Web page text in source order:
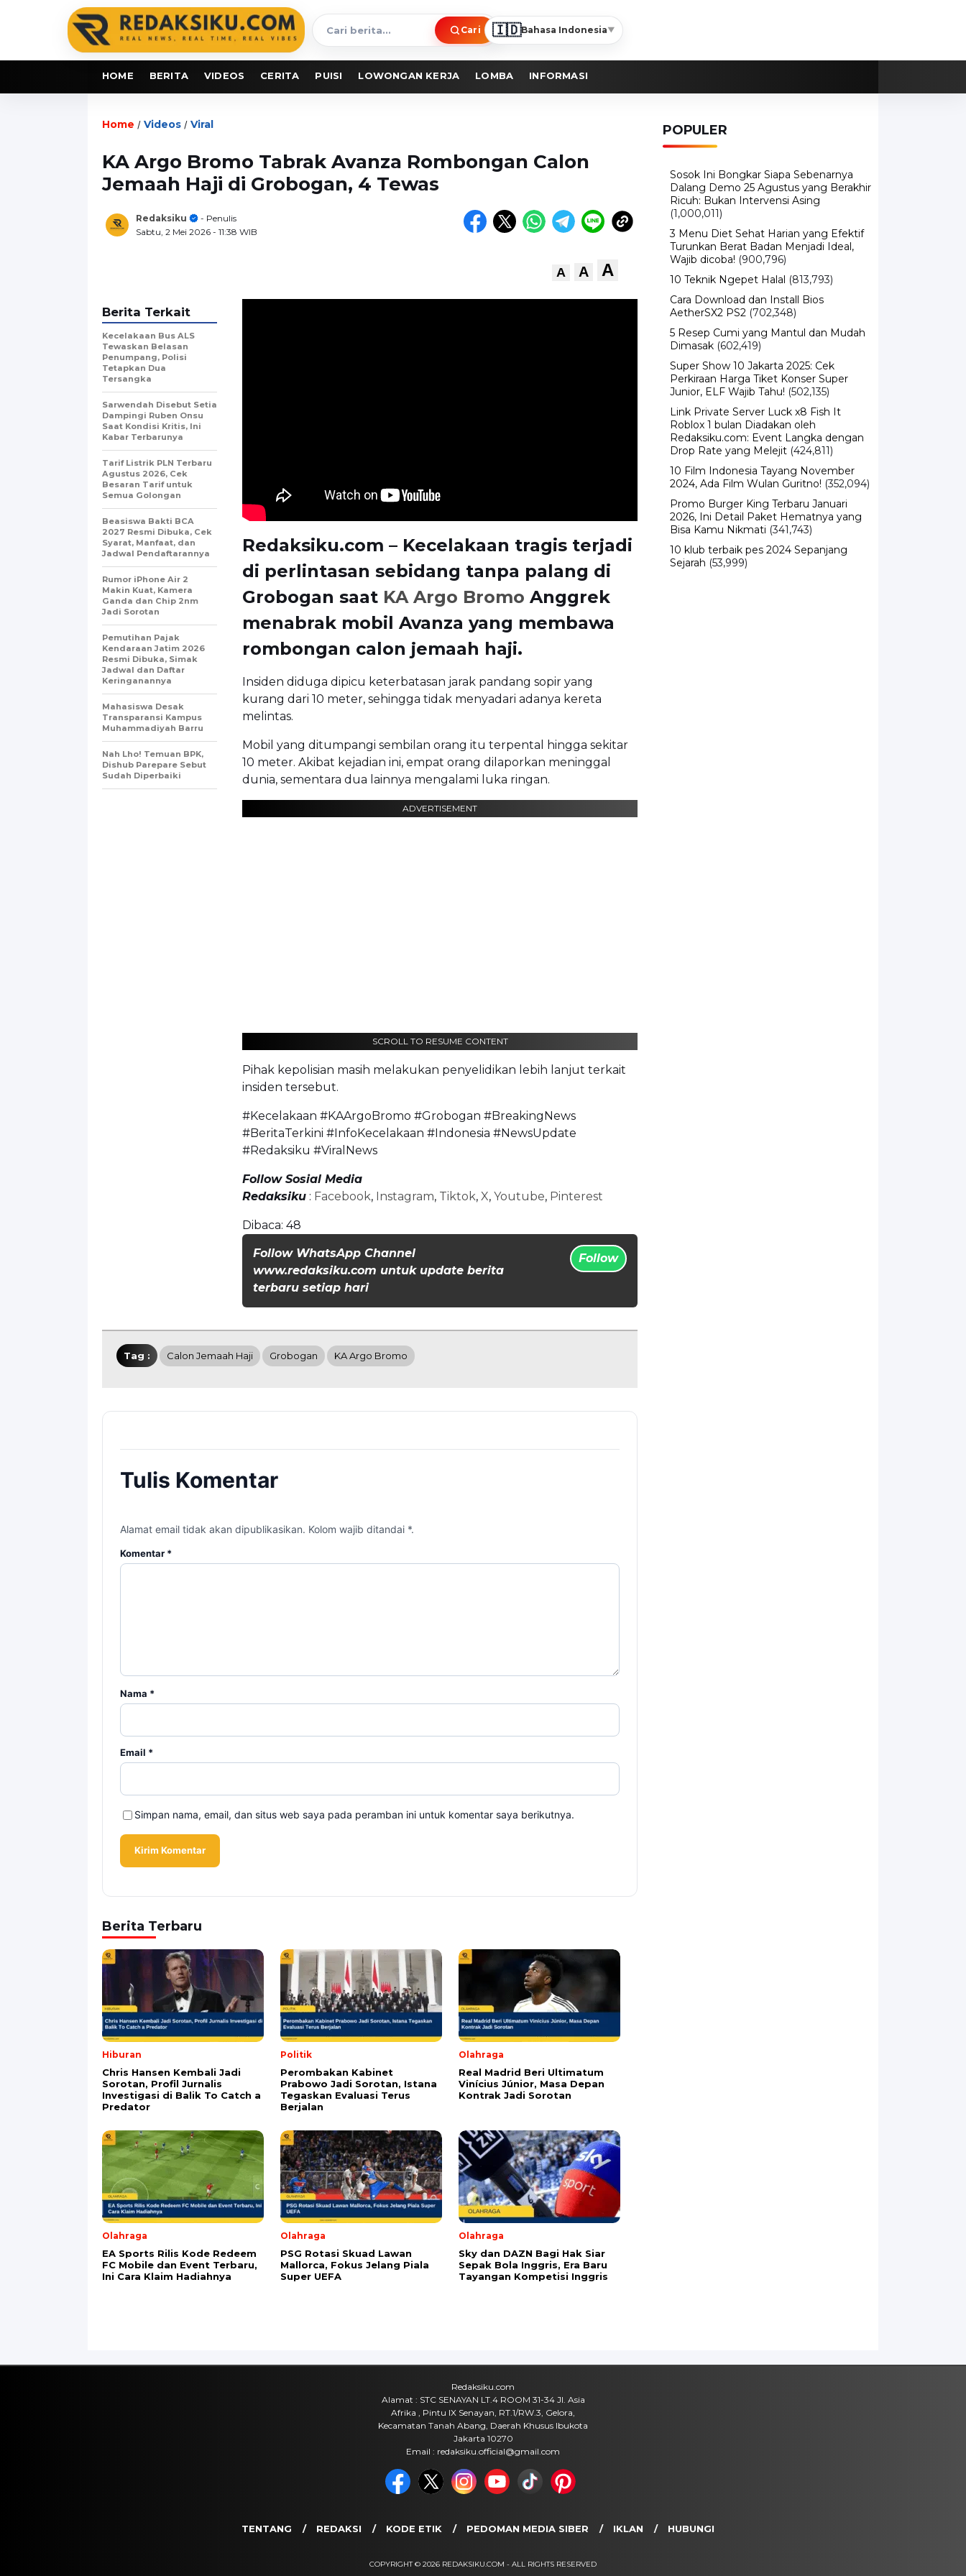
Cari
berita
Cari 🇮🇩Bahasa Indonesia▼
HOME BERITA VIDEOS CERITA PUISI LOWONGAN KERJA LOMBA INFORMASI
Home / Videos / Viral
KA Argo Bromo Tabrak Avanza Rombongan Calon
Jemaah Haji di Grobogan, 4 Tewas
Redaksiku
- Penulis
Sabtu, 2 Mei 2026 - 11:38 WIB
A A A
Redaksiku.com – Kecelakaan tragis terjadi
di perlintasan sebidang tanpa palang di
Grobogan saat KA Argo Bromo Anggrek
menabrak mobil Avanza yang membawa
rombongan calon jemaah haji.
Insiden diduga dipicu keterbatasan jarak pandang sopir yang
kurang dari 10 meter, sehingga tidak menyadari adanya kereta
melintas.
Mobil yang ditumpangi sembilan orang itu terpental hingga sekitar
10 meter. Akibat kejadian ini, empat orang dilaporkan meninggal
dunia, sementara dua lainnya mengalami luka ringan.
ADVERTISEMENT
SCROLL TO RESUME CONTENT
Pihak kepolisian masih melakukan penyelidikan lebih lanjut terkait
insiden tersebut.
#Kecelakaan #KAArgoBromo #Grobogan #BreakingNews
#BeritaTerkini #InfoKecelakaan #Indonesia #NewsUpdate
#Redaksiku #ViralNews
Follow Sosial Media
Redaksiku : Facebook, Instagram, Tiktok, X, Youtube, Pinterest
Dibaca: 48
Follow WhatsApp Channel
www.redaksiku.com untuk update berita
terbaru setiap hari
Follow
Berita Terkait
Kecelakaan Bus ALS
Tewaskan Belasan
Penumpang, Polisi
Tetapkan Dua
Tersangka
Sarwendah Disebut Setia
Dampingi Ruben Onsu
Saat Kondisi Kritis, Ini
Kabar Terbarunya
Tarif Listrik PLN Terbaru
Agustus 2026, Cek
Besaran Tarif untuk
Semua Golongan
Beasiswa Bakti BCA
2027 Resmi Dibuka, Cek
Syarat, Manfaat, dan
Jadwal Pendaftarannya
Rumor iPhone Air 2
Makin Kuat, Kamera
Ganda dan Chip 2nm
Jadi Sorotan
Pemutihan Pajak
Kendaraan Jatim 2026
Resmi Dibuka, Simak
Jadwal dan Daftar
Keringanannya
Mahasiswa Desak
Transparansi Kampus
Muhammadiyah Barru
Nah Lho! Temuan BPK,
Dishub Parepare Sebut
Sudah Diperbaiki
Tag : Calon Jemaah Haji Grobogan KA Argo Bromo
Tulis Komentar
Alamat email tidak akan dipublikasikan. Kolom wajib ditandai *.
Komentar*
Nama*
Email*
POPULER
Sosok Ini Bongkar Siapa Sebenarnya
Dalang Demo 25 Agustus yang Berakhir
Ricuh: Bukan Intervensi Asing
(1,000,011)
3 Menu Diet Sehat Harian yang Efektif
Turunkan Berat Badan Menjadi Ideal,
Wajib dicoba! (900,796)
10 Teknik Ngepet Halal (813,793)
Cara Download dan Install Bios
AetherSX2 PS2 (702,348)
5 Resep Cumi yang Mantul dan Mudah
Dimasak (602,419)
Super Show 10 Jakarta 2025: Cek
Perkiraan Harga Tiket Konser Super
Junior, ELF Wajib Tahu! (502,135)
Link Private Server Luck x8 Fish It
Roblox 1 bulan Diadakan oleh
Redaksiku.com: Event Langka dengan
Drop Rate yang Melejit (424,811)
10 Film Indonesia Tayang November
2024, Ada Film Wulan Guritno! (352,094)
Promo Burger King Terbaru Januari
2026, Ini Detail Paket Hematnya yang
Bisa Kamu Nikmati (341,743)
10 klub terbaik pes 2024 Sepanjang
Sejarah (53,999)